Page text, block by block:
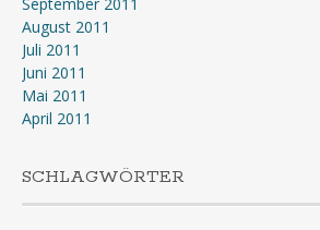
August 2011
Juli 2011
Juni 2011
Mai 2011
April 2011
SCHLAGWÖRTER